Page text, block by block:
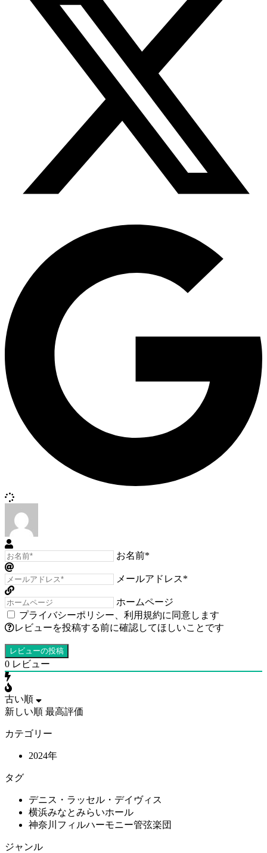
お名前*
メールアドレス*
ホームページ
プライバシーポリシー
利用規約に同意します
レビューを投稿する前に確認してほしいことです
0 レビュー
古い順
新しい順 最高評価
カテゴリー
2024年
タグ
デニス・ラッセル・デイヴィス
横浜みなとみらいホール
神奈川フィルハーモニー管弦楽団
ジャンル